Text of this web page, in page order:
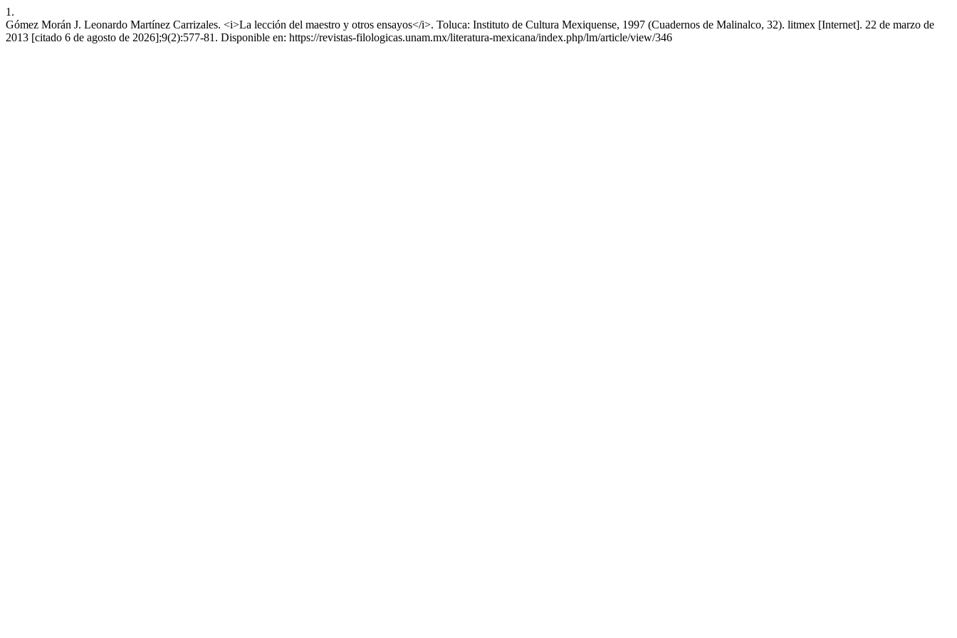
1.
Gómez Morán J. Leonardo Martínez Carrizales. <i>La lección del maestro y otros ensayos</i>. Toluca: Instituto de Cultura Mexiquense, 1997 (Cuadernos de Malinalco, 32). litmex [Internet]. 22 de marzo de
2013 [citado 6 de agosto de 2026];9(2):577-81. Disponible en: https://revistas-filologicas.unam.mx/literatura-mexicana/index.php/lm/article/view/346